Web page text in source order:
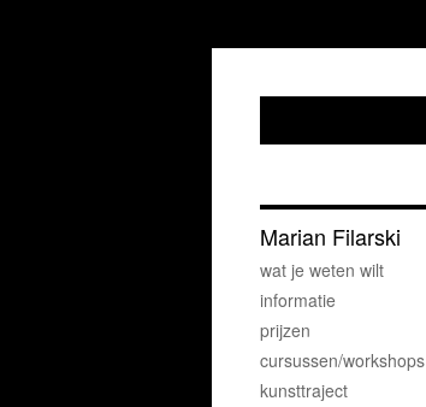
Marian Filarski
wat je weten wilt
informatie
prijzen
cursussen/workshops
kunsttraject